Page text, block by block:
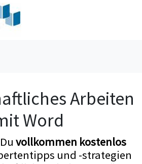
Arbeiten
Word
vollkommen kostenlos
und -strategien